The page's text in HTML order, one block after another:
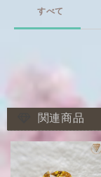
すべて
関連商品